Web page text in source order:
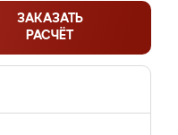
ЗАКАЗАТЬ
РАСЧЁТ